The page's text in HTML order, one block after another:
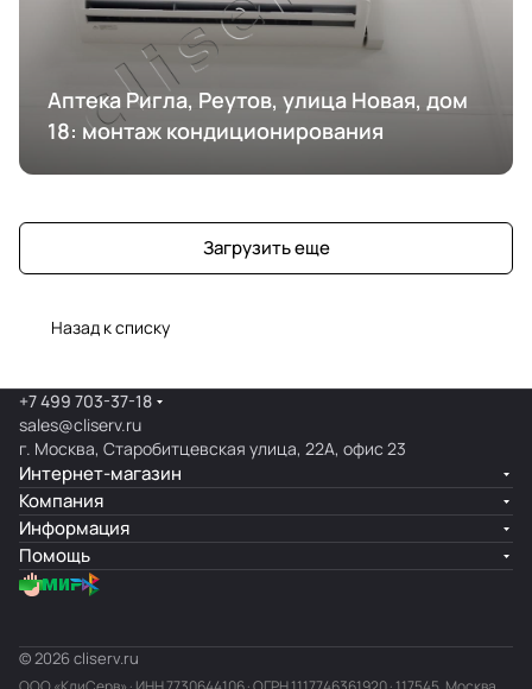
Аптека Ригла, Реутов, улица Новая, дом
18: монтаж кондиционирования
Загрузить еще
Назад к списку
+7 499 703-37-18
sales@cliserv.ru
г. Москва, Старобитцевская улица, 22А, офис 23
Интернет-магазин
Компания
Информация
Помощь
© 2026 cliserv.ru